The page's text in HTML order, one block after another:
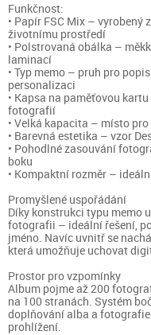
Funkčnost:
• Papír FSC Mix – vyrobený
životnímu prostředí
• Polstrovaná obálka –
laminací
• Typ memo – pruh pro
personalizaci
• Kapsa na paměťovou
fotografií
• Velká kapacita – místo
• Barevná estetika – vzor
• Pohodlné zasouvání
boku
• Kompaktní rozměr –
Promyšlené uspořádání
Díky konstrukci typu memo
fotografii – ideální řešení,
jméno. Navíc uvnitř se
která umožňuje uchovat
Prostor pro vzpomínky
Album pojme až 200
na 100 stranách. Systém
doplňování alba a
prohlížení.